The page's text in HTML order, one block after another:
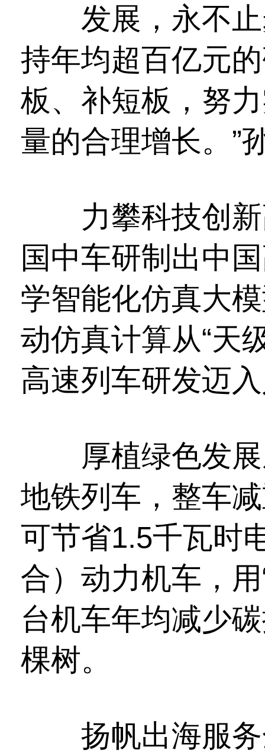
发展，永不止
持年均超百亿元
板、补短板，努
量的合理增长。”
力攀科技创新
国中车研制出中
学智能化仿真大
动仿真计算从“天
高速列车研发迈
厚植绿色发展
地铁列车，整车
可节省1.5千瓦时
合）动力机车，用
台机车年均减少
棵树。
扬帆出海服务